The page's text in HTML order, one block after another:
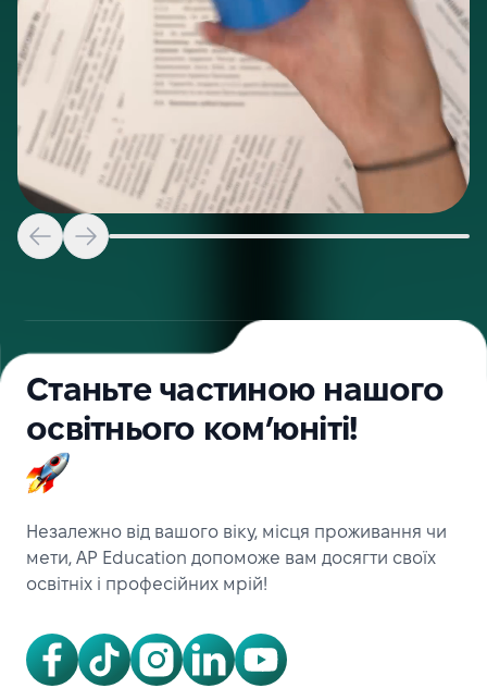
Станьте частиною нашого
освітнього ком’юніті!
Незалежно від вашого віку, місця проживання чи
мети, AP Education допоможе вам досягти своїх
освітніх і професійних мрій!